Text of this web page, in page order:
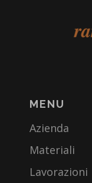
MENU
Azienda
Materiali
Lavorazioni